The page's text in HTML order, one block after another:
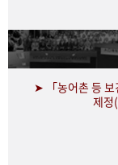
➤ 「농어촌 등 보
제정